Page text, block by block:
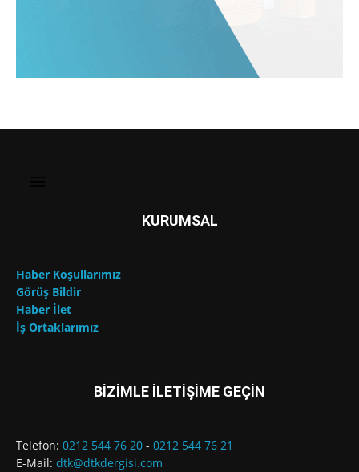
KURUMSAL
Haber Koşullarımız
Görüş Bildir
Haber İlet
İş Ortaklarımız
BİZİMLE İLETİŞİME GEÇİN
Telefon: 0212 544 76 20 - 0212 544 76 21
E-Mail: dtk@dtkdergisi.com